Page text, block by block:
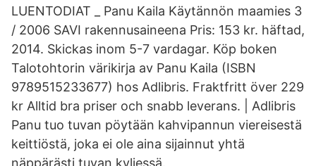
LUENTODIAT _ Panu Kaila Käytännön maamies 3
/ 2006 SAVI rakennusaineena Pris: 153 kr. häftad,
2014. Skickas inom 5-7 vardagar. Köp boken
Talotohtorin värikirja av Panu Kaila (ISBN
9789515233677) hos Adlibris. Fraktfritt över 229
kr Alltid bra priser och snabb leverans. | Adlibris
Panu tuo tuvan pöytään kahvipannun viereisestä
keittiöstä, joka ei ole aina sijainnut yhtä
näppärästi tuvan kyljessä.